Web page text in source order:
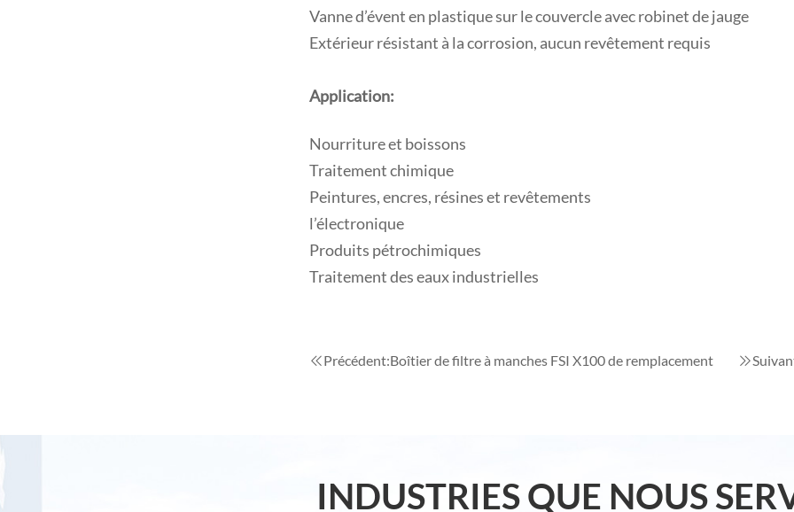
Vanne d’évent en plastique sur le couvercle avec robinet de jauge
Extérieur résistant à la corrosion, aucun revêtement requis
Application:
Nourriture et boissons
Traitement chimique
Peintures, encres, résines et revêtements
l’électronique
Produits pétrochimiques
Traitement des eaux industrielles
Précédent:Boîtier de filtre à manches FSI X100 de remplacement
INDUSTRIES QUE NOUS